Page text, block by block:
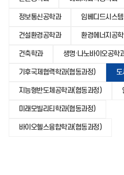
정보통신공학과 임베디드시스
건설환경공학과 환경에너지공
건축학과 생명·나노바이오공학
기후국제협력학과(협동과정)
지능형반도체공학과(협동과정)
미래모빌리티학과(협동과정)
바이오헬스융합학과(협동과정)